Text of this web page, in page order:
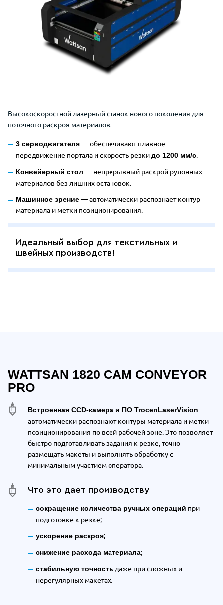
Высокоскоростной лазерный станок нового поколения для
поточного раскроя материалов.
3 серводвигателя— обеспечивают плавное
передвижение портала и скорость резкидо 1200 мм/с.
Конвейерный стол — непрерывный раскрой рулонных
материалов без лишних остановок.
Машинное зрение— автоматически распознает контур
материала и метки позиционирования.
Идеальный выбор для текстильных и
швейных производств!
WATTSAN 1820 CAM CONVEYOR
PRO
Встроенная CCD-камера и ПО TrocenLaserVision
автоматически распознают контуры материала и метки
позиционирования по всей рабочей зоне. Это позволяет
быстро подготавливать задания к резке, точно
размещать макеты и выполнять обработку с
минимальным участием оператора.
Что это дает производству
сокращение количества ручных операций при
подготовке к резке;
ускорение раскроя;
снижение расхода материала;
стабильную точность даже при сложных и
нерегулярных макетах.